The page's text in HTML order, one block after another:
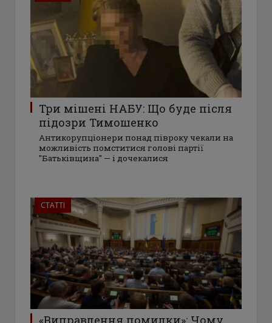
Три мішені НАБУ: Що буде після
підозри Тимошенко
Антикорупціонери понад півроку чекали на
можливість помститися голові партії
"Батьківщина" — і дочекалися
СТАТТІ
«Виправлення помилки»: Чому